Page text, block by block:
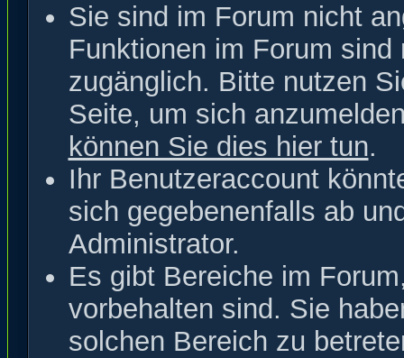
Sie sind im Forum nicht
Funktionen im Forum
zugänglich. Bitte nutzen
Seite, um sich
können Sie dies hier tun.
Ihr Benutzeraccount
sich gegebenenfalls ab
Administrator.
Es gibt Bereiche im
vorbehalten sind. Sie
solchen Bereich zu